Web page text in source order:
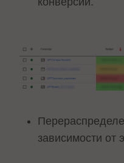
зависимости от